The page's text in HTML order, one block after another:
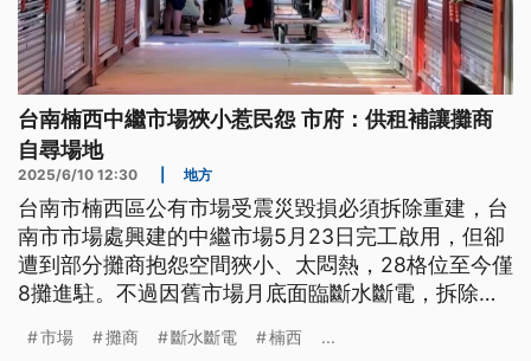
台南楠西中繼市場狹小惹民怨 市府：供租補讓攤商
自尋場地
2025/6/10 12:30 地方
台南市楠西區公有市場受震災毀損必須拆除重建，台
南市市場處興建的中繼市場5月23日完工啟用，但卻
遭到部分攤商抱怨空間狹小、太悶熱，28格位至今僅
8攤進駐。不過因舊市場月底面臨斷水斷電，拆除重
南市市場處正與攤商積極協商。
市場 攤商 斷水斷電 楠西 ...